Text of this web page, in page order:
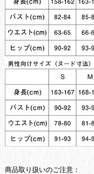
商品取り扱いのご注意：